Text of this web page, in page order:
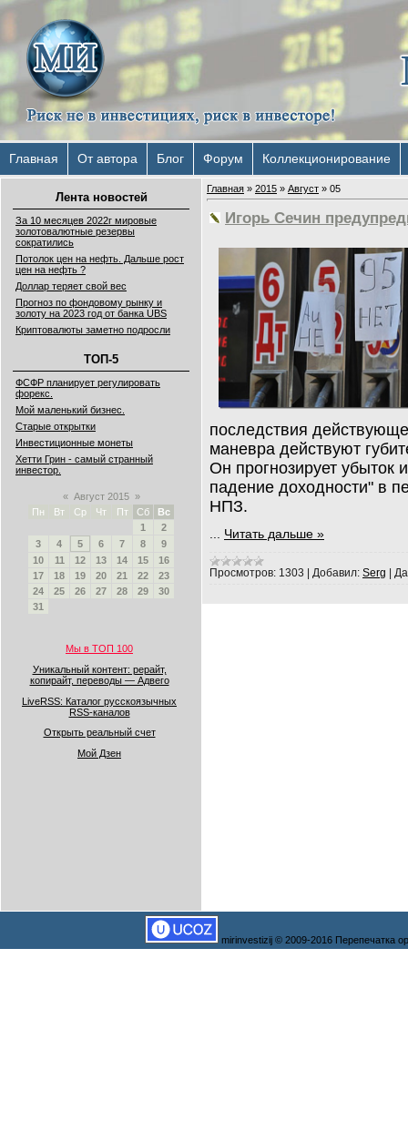
Главная От автора Блог Форум Коллекционирование
Лента новостей
За 10 месяцев 2022г мировые
золотовалютные резервы
сократились
Потолок цен на нефть. Дальше рост
цен на нефть ?
Доллар теряет свой вес
Прогноз по фондовому рынку и
золоту на 2023 год от банка UBS
Криптовалюты заметно подросли
ТОП-5
ФСФР планирует регулировать
форекс.
Мой маленький бизнес.
Старые открытки
Инвестиционные монеты
Хетти Грин - самый странный
инвестор.
« Август 2015 »
Пн
Вт Ср Чт Пт Сб
Вс
1
2
3
4 5 6 7 8
9
10
11 12 13 14 15
16
17
18 19 20 21 22
23
24
25 26 27 28 29
30
31
Мы в ТОП 100
Уникальный контент: рерайт,
копирайт, переводы — Адвего
LiveRSS: Каталог русскоязычных
RSS-каналов
Открыть реальный счет
Мой Дзен
Главная » 2015 » Август » 05
Игорь Сечин
последствия
маневра действуют
Он прогнозирует убыток
падение доходности" в
НПЗ.
Читать дальше »
Просмотров: 1303 Добавил: Serg
mirinvestizij © 2009-2016 Перепечатка